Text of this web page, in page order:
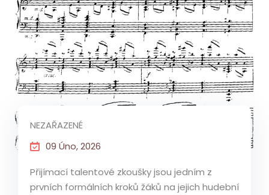
NEZAŘAZENÉ
09 Úno, 2026
Přijímací talentové zkoušky jsou jedním z
prvních formálních kroků žáků na jejich hudební